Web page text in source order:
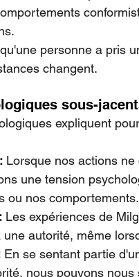
personne a pris
changent.
sous-
expliquent
Lorsque nos actions
une tension
ou nos comportements.
Les expériences de
autorité, même
En se sentant partie
nous pouvons